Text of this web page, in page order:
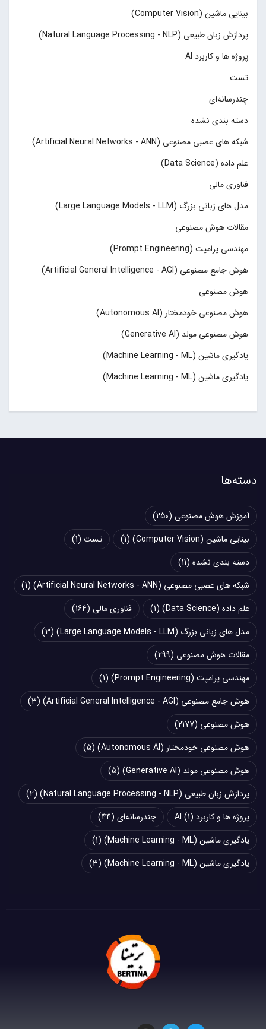
بینایی ماشین (Computer Vision)
پردازش زبان طبیعی (Natural Language Processing - NLP)
پروژه ها و کاربرد AI
تست
چند‌‌رسانه‌ای
دسته بندی نشده
شبکه های عصبی مصنوعی (Artificial Neural Networks - ANN)
علم داده (Data Science)
فناوری مالی
مدل های زبانی بزرگ (Large Language Models - LLM)
مقالات هوش مصنوعی
مهندسی پرامپت (Prompt Engineering)
هوش جامع مصنوعی (Artificial General Intelligence - AGI)
هوش مصنوعی
هوش مصنوعی خودمختار (Autonomous AI)
هوش مصنوعی مولد (Generative AI)
یادگیری ماشین (Machine Learning - ML)
یادگیری ماشین (Machine Learning - ML)
دسته‌ها
آموزش هوش مصنوعی (250)
بینایی ماشین (Computer Vision)
(1) تست (1)
دسته بندی نشده (11)
شبکه های عصبی مصنوعی (Artificial Neural Networks - ANN)
(1)
علم داده (Data Science)
(1) فناوری مالی (164)
مدل های زبانی بزرگ (Large Language Models - LLM)
(3)
مقالات هوش مصنوعی (299)
مهندسی پرامپت (Prompt Engineering)
(1)
هوش جامع مصنوعی (Artificial General Intelligence - AGI)
(3)
هوش مصنوعی (2177)
هوش مصنوعی خودمختار (Autonomous AI)
(5)
هوش مصنوعی مولد (Generative AI)
(5)
پردازش زبان طبیعی (Natural Language Processing - NLP)
(2)
پروژه ها و کاربرد AI (1) چند‌‌رسانه‌ای (44)
یادگیری ماشین (Machine Learning - ML)
(1)
یادگیری ماشین (Machine Learning - ML)
(3)